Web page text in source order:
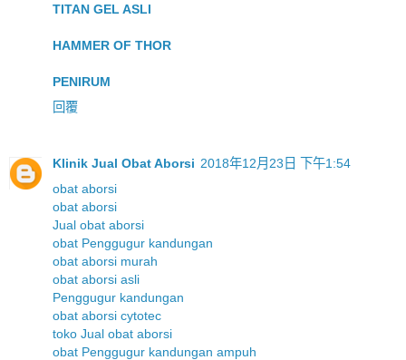
TITAN GEL ASLI
HAMMER OF THOR
PENIRUM
回覆
Klinik Jual Obat Aborsi 2018年12月23日 下午1:54
obat aborsi
obat aborsi
Jual obat aborsi
obat Penggugur kandungan
obat aborsi murah
obat aborsi asli
Penggugur kandungan
obat aborsi cytotec
toko Jual obat aborsi
obat Penggugur kandungan ampuh